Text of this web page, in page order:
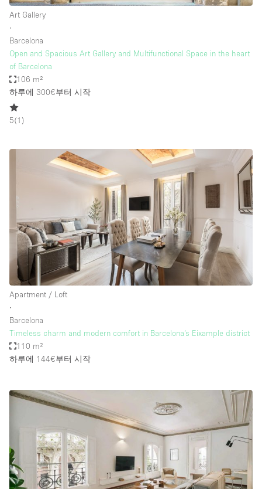
Art Gallery
∙
Barcelona
Open and Spacious Art Gallery and Multifunctional Space in the heart
of Barcelona
106 m²
하루에 300€부터 시작
5(1 )
Apartment / Loft
∙
Barcelona
Timeless charm and modern comfort in Barcelona’s Eixample district
110 m²
하루에 144€부터 시작